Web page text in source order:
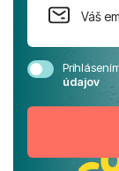
údajov